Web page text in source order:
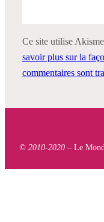
Ce site utilise
savoir plus sur la
commentaires sont
© 2010-2020 – Le